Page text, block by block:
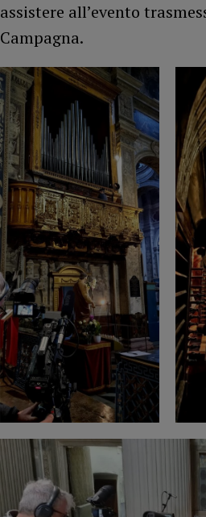
assistere all’evento
Campagna.